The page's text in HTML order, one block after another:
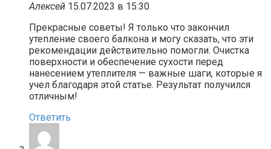
Алексей 15.07.2023 в 15:30
Прекрасные советы! Я только что закончил
утепление своего балкона и могу сказать, что эти
рекомендации действительно помогли. Очистка
поверхности и обеспечение сухости перед
нанесением утеплителя — важные шаги, которые я
учел благодаря этой статье. Результат получился
отличным!
Ответить